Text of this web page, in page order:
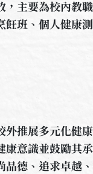
主要為校內教
班、個人健康
推展多元化健
意識並鼓勵其
德、追求卓越